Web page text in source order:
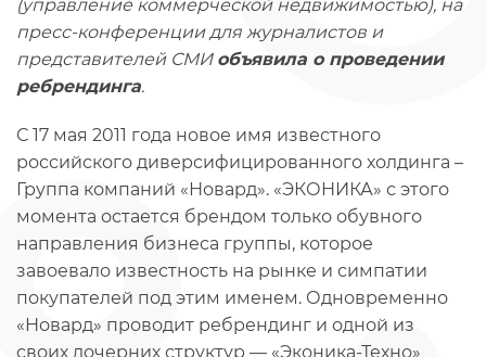
(управление коммерческой недвижимостью), на
пресс-конференции для журналистов и
представителей СМИ объявила о проведении
ребрендинга.
С 17 мая 2011 года новое имя известного
российского диверсифицированного холдинга –
Группа компаний «Новард». «ЭКОНИКА» с этого
момента остается брендом только обувного
направления бизнеса группы, которое
завоевало известность на рынке и симпатии
покупателей под этим именем. Одновременно
«Новард» проводит ребрендинг и одной из
своих дочерних структур — «Эконика-Техно»